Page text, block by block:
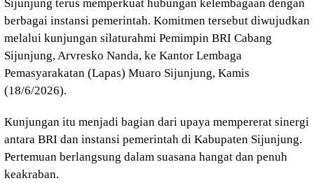
Sijunjung terus memperkuat hubungan kelembagaan dengan
berbagai instansi pemerintah. Komitmen tersebut diwujudkan
melalui kunjungan silaturahmi Pemimpin BRI Cabang
Sijunjung, Arvresko Nanda, ke Kantor Lembaga
Pemasyarakatan (Lapas) Muaro Sijunjung, Kamis
(18/6/2026).
Kunjungan itu menjadi bagian dari upaya mempererat sinergi
antara BRI dan instansi pemerintah di Kabupaten Sijunjung.
Pertemuan berlangsung dalam suasana hangat dan penuh
keakraban.